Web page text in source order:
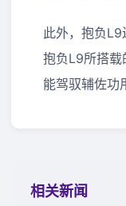
此外，抱负
抱负L9所搭载
能驾驭辅佐功
相关新闻